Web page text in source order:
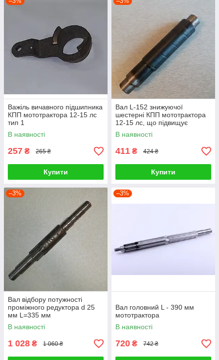
Важіль вичавного підшипника
КПП мототрактора 12-15 лс
тип 1
В наявності
257 ₴ 265 ₴
Купити
Вал L-152 знижуючої
шестерні КПП мототрактора
12-15 лс, що підвищує
В наявності
411 ₴ 424 ₴
Купити
–3%
Вал відбору потужності
проміжного редуктора d 25
мм L=335 мм
В наявності
1 028 ₴ 1 060 ₴
–3%
Вал головний L - 390 мм
мототрактора
В наявності
720 ₴ 742 ₴